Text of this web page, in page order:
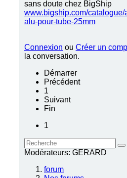
sans doute chez BigShip
www.bigship.com/catalogue/
alu-pour-tube-25mm
Connexion ou Créer un
la conversation.
Démarrer
Précédent
1
Suivant
Fin
1
Modérateurs: GERARD
forum